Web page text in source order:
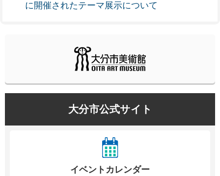
に開催されたテーマ展示について
大分市公式サイト
イベントカレンダー